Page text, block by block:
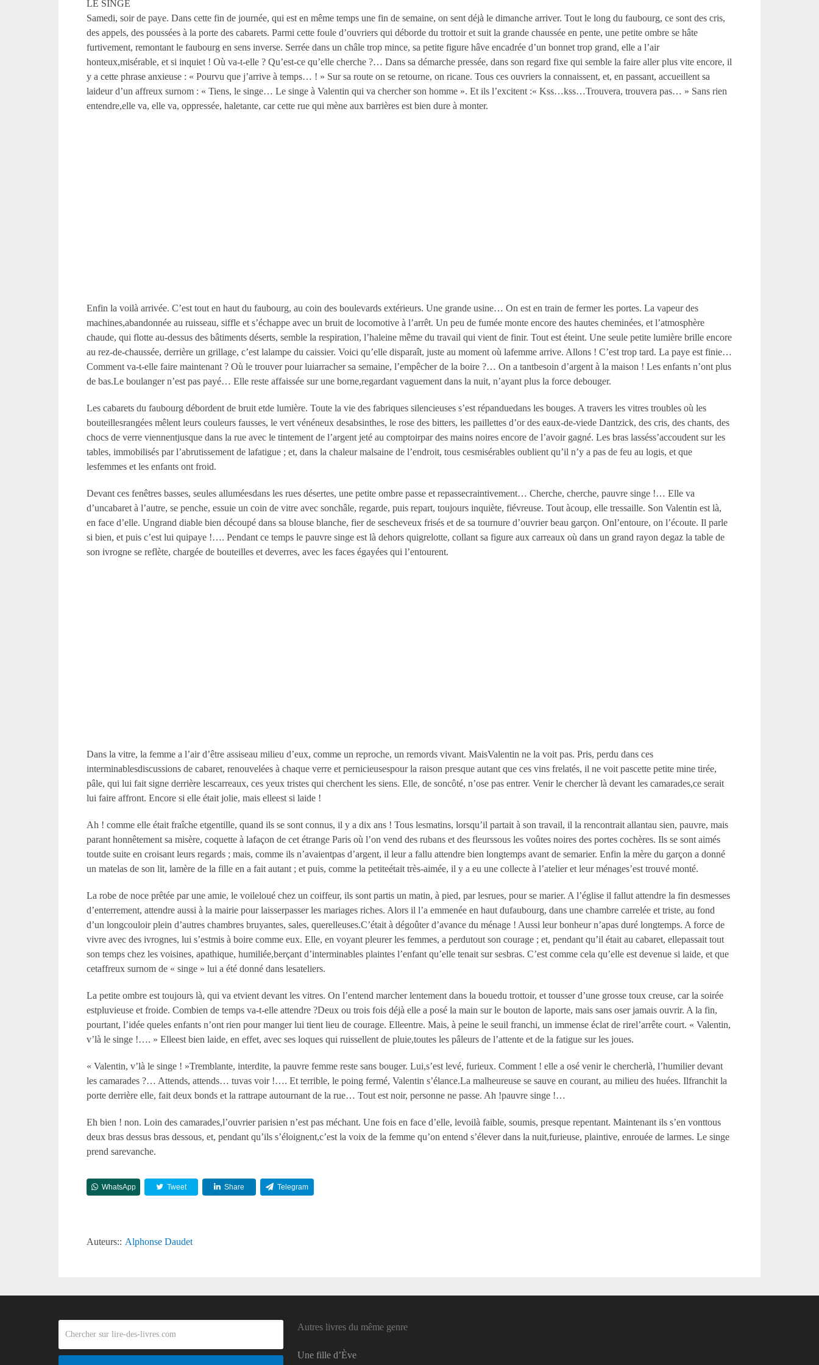
LE SINGE
Samedi, soir de paye. Dans cette fin de journée, qui est en même temps une fin de semaine, on sent déjà le dimanche arriver. Tout le long du faubourg, ce sont des cris,
des appels, des poussées à la porte des cabarets. Parmi cette foule d’ouvriers qui déborde du trottoir et suit la grande chaussée en pente, une petite ombre se hâte
furtivement, remontant le faubourg en sens inverse. Serrée dans un châle trop mince, sa petite figure hâve encadrée d’un bonnet trop grand, elle a l’air
honteux,misérable, et si inquiet ! Où va-t-elle ? Qu’est-ce qu’elle cherche ?… Dans sa démarche pressée, dans son regard fixe qui semble la faire aller plus vite encore, il
y a cette phrase anxieuse : « Pourvu que j’arrive à temps… ! » Sur sa route on se retourne, on ricane. Tous ces ouvriers la connaissent, et, en passant, accueillent sa
laideur d’un affreux surnom : « Tiens, le singe… Le singe à Valentin qui va chercher son homme ». Et ils l’excitent :« Kss…kss…Trouvera, trouvera pas… » Sans rien
entendre,elle va, elle va, oppressée, haletante, car cette rue qui mène aux barrières est bien dure à monter.
Enfin la voilà arrivée. C’est tout en haut du faubourg, au coin des boulevards extérieurs. Une grande usine… On est en train de fermer les portes. La vapeur des
machines,abandonnée au ruisseau, siffle et s’échappe avec un bruit de locomotive à l’arrêt. Un peu de fumée monte encore des hautes cheminées, et l’atmosphère
chaude, qui flotte au-dessus des bâtiments déserts, semble la respiration, l’haleine même du travail qui vient de finir. Tout est éteint. Une seule petite lumière brille encore
au rez-de-chaussée, derrière un grillage, c’est lalampe du caissier. Voici qu’elle disparaît, juste au moment où lafemme arrive. Allons ! C’est trop tard. La paye est finie…
Comment va-t-elle faire maintenant ? Où le trouver pour luiarracher sa semaine, l’empêcher de la boire ?… On a tantbesoin d’argent à la maison ! Les enfants n’ont plus
de bas.Le boulanger n’est pas payé… Elle reste affaissée sur une borne,regardant vaguement dans la nuit, n’ayant plus la force debouger.
Les cabarets du faubourg débordent de bruit etde lumière. Toute la vie des fabriques silencieuses s’est répanduedans les bouges. A travers les vitres troubles où les
bouteillesrangées mêlent leurs couleurs fausses, le vert vénéneux desabsinthes, le rose des bitters, les paillettes d’or des eaux-de-viede Dantzick, des cris, des chants, des
chocs de verre viennentjusque dans la rue avec le tintement de l’argent jeté au comptoirpar des mains noires encore de l’avoir gagné. Les bras lasséss’accoudent sur les
tables, immobilisés par l’abrutissement de lafatigue ; et, dans la chaleur malsaine de l’endroit, tous cesmisérables oublient qu’il n’y a pas de feu au logis, et que
lesfemmes et les enfants ont froid.
Devant ces fenêtres basses, seules alluméesdans les rues désertes, une petite ombre passe et repassecraintivement… Cherche, cherche, pauvre singe !… Elle va
d’uncabaret à l’autre, se penche, essuie un coin de vitre avec sonchâle, regarde, puis repart, toujours inquiète, fiévreuse. Tout àcoup, elle tressaille. Son Valentin est là,
en face d’elle. Ungrand diable bien découpé dans sa blouse blanche, fier de sescheveux frisés et de sa tournure d’ouvrier beau garçon. Onl’entoure, on l’écoute. Il parle
si bien, et puis c’est lui quipaye !…. Pendant ce temps le pauvre singe est là dehors quigrelotte, collant sa figure aux carreaux où dans un grand rayon degaz la table de
son ivrogne se reflète, chargée de bouteilles et deverres, avec les faces égayées qui l’entourent.
Dans la vitre, la femme a l’air d’être assiseau milieu d’eux, comme un reproche, un remords vivant. MaisValentin ne la voit pas. Pris, perdu dans ces
interminablesdiscussions de cabaret, renouvelées à chaque verre et pernicieusespour la raison presque autant que ces vins frelatés, il ne voit pascette petite mine tirée,
pâle, qui lui fait signe derrière lescarreaux, ces yeux tristes qui cherchent les siens. Elle, de soncôté, n’ose pas entrer. Venir le chercher là devant les camarades,ce serait
lui faire affront. Encore si elle était jolie, mais elleest si laide !
Ah ! comme elle était fraîche etgentille, quand ils se sont connus, il y a dix ans ! Tous lesmatins, lorsqu’il partait à son travail, il la rencontrait allantau sien, pauvre, mais
parant honnêtement sa misère, coquette à lafaçon de cet étrange Paris où l’on vend des rubans et des fleurssous les voûtes noires des portes cochères. Ils se sont aimés
toutde suite en croisant leurs regards ; mais, comme ils n’avaientpas d’argent, il leur a fallu attendre bien longtemps avant de semarier. Enfin la mère du garçon a donné
un matelas de son lit, lamère de la fille en a fait autant ; et puis, comme la petiteétait très-aimée, il y a eu une collecte à l’atelier et leur ménages’est trouvé monté.
La robe de noce prêtée par une amie, le voileloué chez un coiffeur, ils sont partis un matin, à pied, par lesrues, pour se marier. A l’église il fallut attendre la fin desmesses
d’enterrement, attendre aussi à la mairie pour laisserpasser les mariages riches. Alors il l’a emmenée en haut dufaubourg, dans une chambre carrelée et triste, au fond
d’un longcouloir plein d’autres chambres bruyantes, sales, querelleuses.C’était à dégoûter d’avance du ménage ! Aussi leur bonheur n’apas duré longtemps. A force de
vivre avec des ivrognes, lui s’estmis à boire comme eux. Elle, en voyant pleurer les femmes, a perdutout son courage ; et, pendant qu’il était au cabaret, ellepassait tout
son temps chez les voisines, apathique, humiliée,berçant d’interminables plaintes l’enfant qu’elle tenait sur sesbras. C’est comme cela qu’elle est devenue si laide, et que
cetaffreux surnom de « singe » lui a été donné dans lesateliers.
La petite ombre est toujours là, qui va etvient devant les vitres. On l’entend marcher lentement dans la bouedu trottoir, et tousser d’une grosse toux creuse, car la soirée
estpluvieuse et froide. Combien de temps va-t-elle attendre ?Deux ou trois fois déjà elle a posé la main sur le bouton de laporte, mais sans oser jamais ouvrir. A la fin,
pourtant, l’idée queles enfants n’ont rien pour manger lui tient lieu de courage. Elleentre. Mais, à peine le seuil franchi, un immense éclat de rirel’arrête court. « Valentin,
v’là le singe !…. » Elleest bien laide, en effet, avec ses loques qui ruissellent de pluie,toutes les pâleurs de l’attente et de la fatigue sur les joues.
« Valentin, v’là le singe ! »Tremblante, interdite, la pauvre femme reste sans bouger. Lui,s’est levé, furieux. Comment ! elle a osé venir le chercherlà, l’humilier devant
les camarades ?… Attends, attends… tuvas voir !…. Et terrible, le poing fermé, Valentin s’élance.La malheureuse se sauve en courant, au milieu des huées. Ilfranchit la
porte derrière elle, fait deux bonds et la rattrape autournant de la rue… Tout est noir, personne ne passe. Ah !pauvre singe !…
Eh bien ! non. Loin des camarades,l’ouvrier parisien n’est pas méchant. Une fois en face d’elle, levoilà faible, soumis, presque repentant. Maintenant ils s’en vonttous
deux bras dessus bras dessous, et, pendant qu’ils s’éloignent,c’est la voix de la femme qu’on entend s’élever dans la nuit,furieuse, plaintive, enrouée de larmes. Le singe
prend sarevanche.
WhatsApp Tweet Share Telegram
Auteurs:: Alphonse Daudet
Autres livres du même genre
Une fille d’Ève